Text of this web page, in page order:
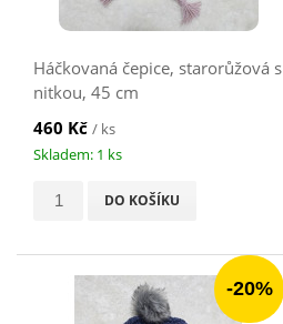
Háčkovaná čepice, starorůžová s
nitkou, 45 cm
460 Kč / ks
Skladem: 1 ks
DO KOŠÍKU
-20%